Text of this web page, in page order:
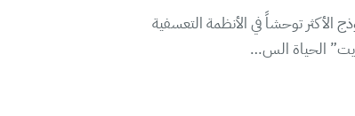
الأكثر توحشاً في الأنظمة التعسفية
الحياة الس…